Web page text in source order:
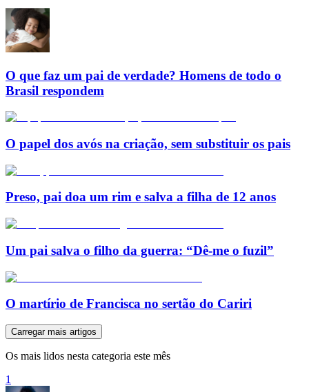
O que faz um pai de verdade? Homens de todo o
Brasil respondem
O papel dos avós na criação, sem substituir os pais
Preso, pai doa um rim e salva a filha de 12 anos
Um pai salva o filho da guerra: “Dê-me o fuzil”
O martírio de Francisca no sertão do Cariri
Carregar mais artigos
Os mais lidos nesta categoria este mês
1